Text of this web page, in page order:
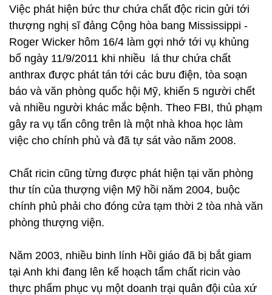
Việc phát hiện bức thư chứa chất độc ricin gửi tới
thượng nghị sĩ đảng Cộng hòa bang Mississippi -
Roger Wicker hôm 16/4 làm gợi nhớ tới vụ khủng
bố ngày 11/9/2011 khi nhiều lá thư chứa chất
anthrax được phát tán tới các bưu điện, tòa soạn
báo và văn phòng quốc hội Mỹ, khiến 5 người chết
và nhiều người khác mắc bệnh. Theo FBI, thủ phạm
gây ra vụ tấn công trên là một nhà khoa học làm
việc cho chính phủ và đã tự sát vào năm 2008.
Chất ricin cũng từng được phát hiện tại văn phòng
thư tín của thượng viện Mỹ hồi năm 2004, buộc
chính phủ phải cho đóng cửa tạm thời 2 tòa nhà văn
phòng thượng viện.
Năm 2003, nhiều binh lính Hồi giáo đã bị bắt giam
tại Anh khi đang lên kế hoạch tẩm chất ricin vào
thực phẩm phục vụ một doanh trại quân đội của xứ